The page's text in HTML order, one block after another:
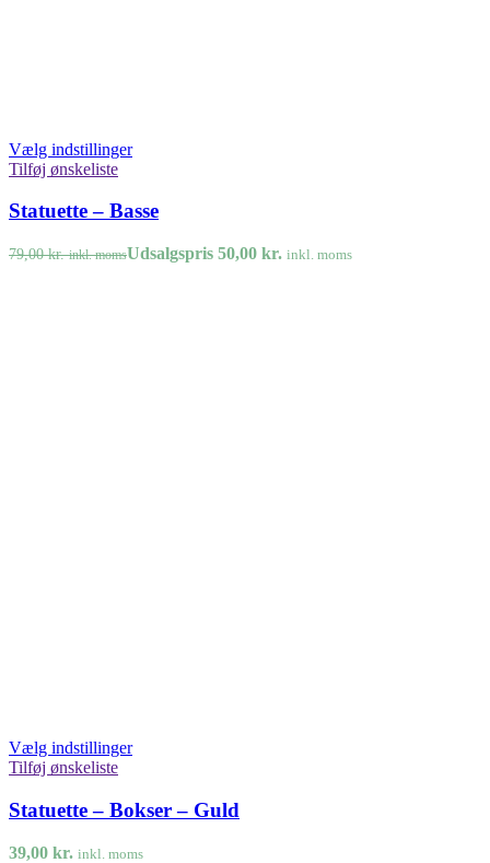
Vælg indstillinger
Tilføj ønskeliste
Statuette – Basse
79,00kr. inkl. momsUdsalgspris 50,00 kr. inkl. moms
Vælg indstillinger
Tilføj ønskeliste
Statuette – Bokser – Guld
39,00 kr. inkl. moms